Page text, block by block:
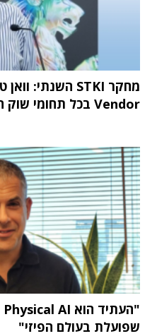
Vendor בכל תחומי שוק ה-IT
שפועלת בעולם הפיזי"